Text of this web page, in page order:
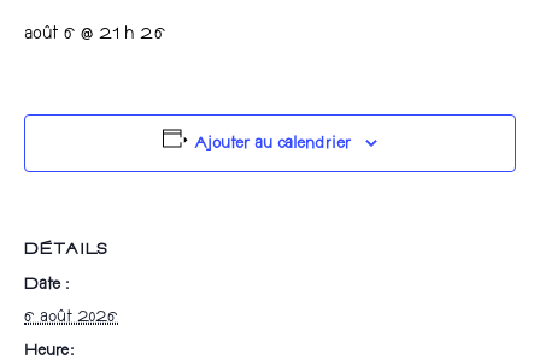
août 6 @ 21 h 26
Ajouter au calendrier
DÉTAILS
Date :
6 août 2026
Heure :